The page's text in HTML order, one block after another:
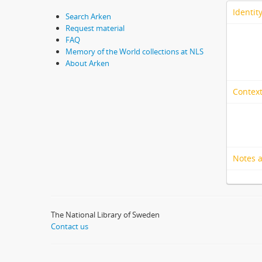
Search Arken
Request material
FAQ
Memory of the World collections at NLS
About Arken
Notes
The National Library of Sweden
Contact us